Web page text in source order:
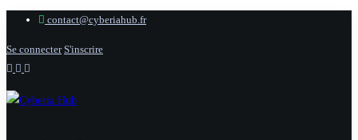
contact@cyberiahub.fr
Se connecter S'inscrire